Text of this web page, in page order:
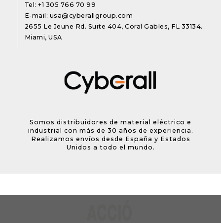
Tel:+1 305 766 70 99
E-mail: usa@cyberallgroup.com
2655 Le Jeune Rd. Suite 404, Coral Gables, FL 33134.
Miami, USA
Somos distribuidores de material eléctrico e
industrial con más de 30 años de experiencia.
Realizamos envíos desde España y Estados
Unidos a todo el mundo.